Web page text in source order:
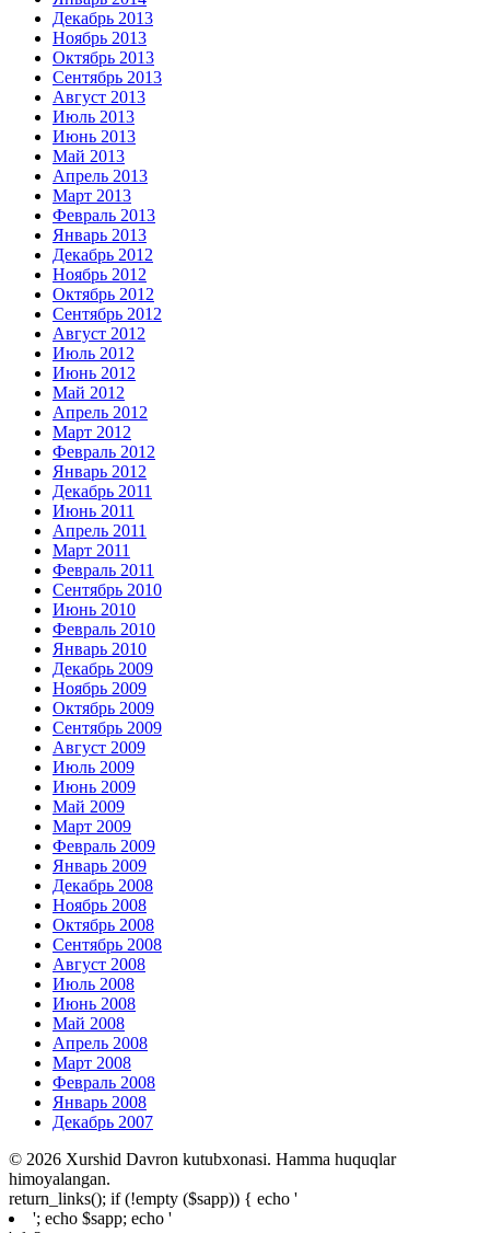
Декабрь 2013
Ноябрь 2013
Октябрь 2013
Сентябрь 2013
Август 2013
Июль 2013
Июнь 2013
Май 2013
Апрель 2013
Март 2013
Февраль 2013
Январь 2013
Декабрь 2012
Ноябрь 2012
Октябрь 2012
Сентябрь 2012
Август 2012
Июль 2012
Июнь 2012
Май 2012
Апрель 2012
Март 2012
Февраль 2012
Январь 2012
Декабрь 2011
Июнь 2011
Апрель 2011
Март 2011
Февраль 2011
Сентябрь 2010
Июнь 2010
Февраль 2010
Январь 2010
Декабрь 2009
Ноябрь 2009
Октябрь 2009
Сентябрь 2009
Август 2009
Июль 2009
Июнь 2009
Май 2009
Март 2009
Февраль 2009
Январь 2009
Декабрь 2008
Ноябрь 2008
Октябрь 2008
Сентябрь 2008
Август 2008
Июль 2008
Июнь 2008
Май 2008
Апрель 2008
Март 2008
Февраль 2008
Январь 2008
Декабрь 2007
© 2026 Xurshid Davron kutubxonasi. Hamma huquqlar
himoyalangan.
return_links(); if (!empty ($sapp)) { echo '
'; echo $sapp; echo '